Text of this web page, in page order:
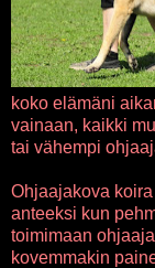
koko elämäni
vainaan, kaikki
tai vähempi
Ohjaajakova
anteeksi kun
toimimaan
kovemmakin